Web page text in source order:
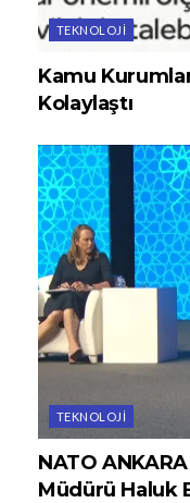
TEKNOLOJI
Kamu
Kolaylaştı
TEKNOLOJI
NATO
Müdürü Haluk